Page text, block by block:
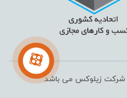
شرکت زیلوکس می باشد